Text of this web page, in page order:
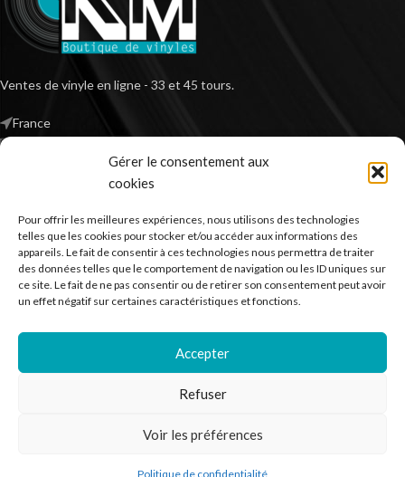
Gérer le consentement aux
cookies
Pour offrir les meilleures expériences, nous utilisons des technologies
telles que les cookies pour stocker et/ou accéder aux informations des
appareils. Le fait de consentir à ces technologies nous permettra de traiter
des données telles que le comportement de navigation ou les ID uniques sur
ce site. Le fait de ne pas consentir ou de retirer son consentement peut avoir
un effet négatif sur certaines caractéristiques et fonctions.
Accepter
Refuser
Voir les préférences
Politique de confidentialité
Ventes de vinyle en ligne - 33 et 45 tours.
France
*TVA non applicable – article 293 B du CGI
RECHERCHER DES PRODUITS
NOS SERVICES
BESOIN D’AIDE ?
Kilm Music2023